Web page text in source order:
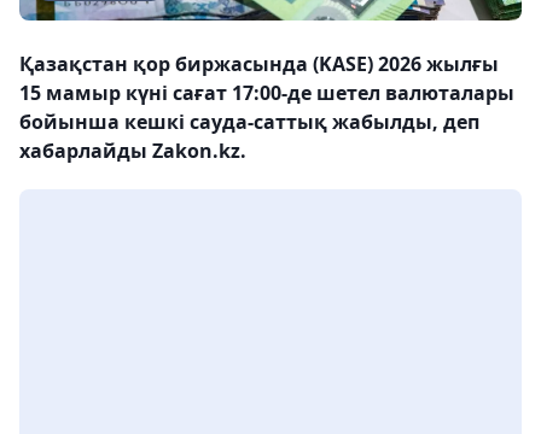
Қазақстан қор биржасында (KASE) 2026 жылғы
15 мамыр күні сағат 17:00-де шетел валюталары
бойынша кешкі сауда-саттық жабылды, деп
хабарлайды Zakon.kz.